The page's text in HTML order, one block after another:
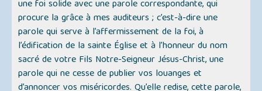
une foi solide avec une parole correspondante, qui
procure la grâce à mes auditeurs ; c’est-à-dire une
parole qui serve à l’affermissement de la foi, à
l’édification de la sainte Église et à l’honneur du nom
sacré de votre Fils Notre-Seigneur Jésus-Christ, une
parole qui ne cesse de publier vos louanges et